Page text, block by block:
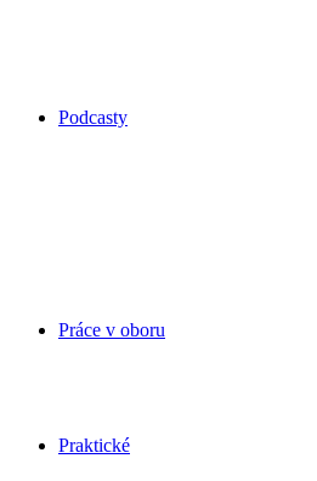
Podcasty
Práce v oboru
Praktické